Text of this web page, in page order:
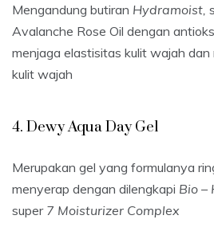
Mengandung butiran Hydramoist,
Avalanche Rose Oil dengan
menjaga elastisitas kulit wajah dan
kulit wajah
4. Dewy Aqua Day Gel
Merupakan gel yang formulanya
menyerap dengan dilengkapi Bio –
super 7 Moisturizer Complex